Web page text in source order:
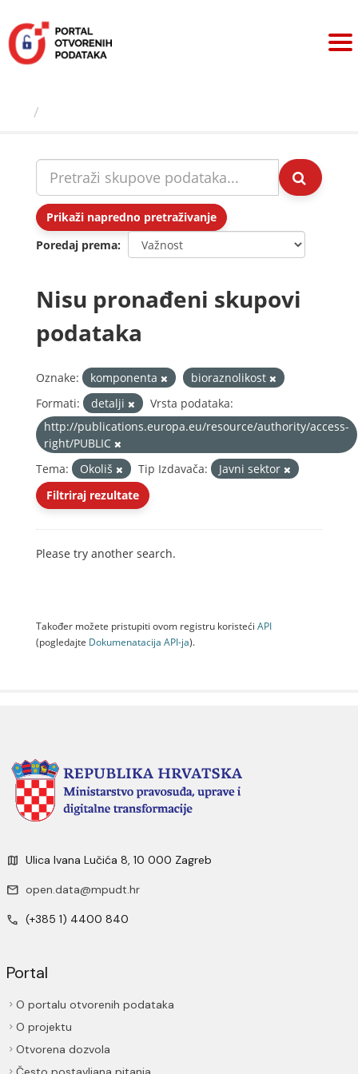
sadržaj
Prikaži napredno pretraživanje
Poredaj prema
Nisu pronađeni skupovi
podataka
Oznake: komponenta
bioraznolikost
Formati:
detalji
Vrsta podataka:
http://publications.europa.eu/resource/authority/access-
right/PUBLIC
Tema:
Okoliš Tip Izdavača:
Javni sektor
Filtriraj rezultate
Please try another search.
Također možete pristupiti ovom registru koristeći API
(pogledajte Dokumenаtаcijа API-jа).